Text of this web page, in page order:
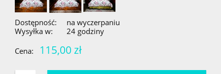
Dostępność:
na wyczerpaniu
Wysyłka w:
24 godziny
Cena:
115,00 zł